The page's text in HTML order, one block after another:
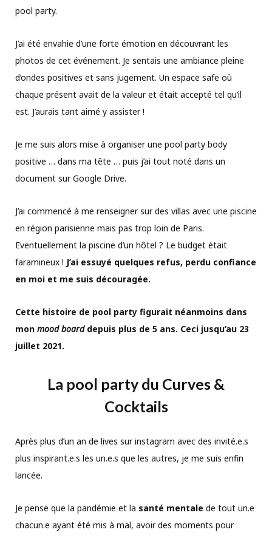
pool party.
J’ai été envahie d’une forte émotion en découvrant les
photos de cet événement. Je sentais une ambiance pleine
d’ondes positives et sans jugement. Un espace safe où
chaque présent avait de la valeur et était accepté tel qu’il
est. J’aurais tant aimé y assister !
Je me suis alors mise à organiser une pool party body
positive … dans ma tête … puis j’ai tout noté dans un
document sur Google Drive.
J’ai commencé à me renseigner sur des villas avec une piscine
en région parisienne mais pas trop loin de Paris.
Eventuellement la piscine d’un hôtel ? Le budget était
faramineux ! J’ai essuyé quelques refus, perdu confiance
en moi et me suis découragée.
Cette histoire de pool party figurait néanmoins dans
mon mood boarddepuis plus de 5 ans. Ceci jusqu’au 23
juillet 2021.
La pool party du Curves &
Cocktails
Après plus d’un an de lives sur instagram avec des invité.e.s
plus inspirant.e.s les un.e.s que les autres, je me suis enfin
lancée.
Je pense que la pandémie et la santé mentale de tout un.e
chacun.e ayant été mis à mal, avoir des moments pour